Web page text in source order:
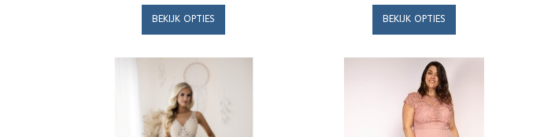
BEKIJK OPTIES BEKIJK OPTIES